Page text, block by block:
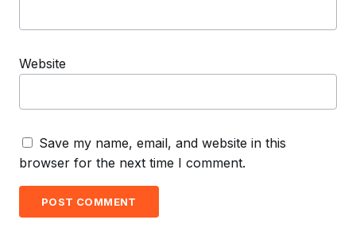
Website
Save my name, email, and website in this
browser for the next time I comment.
POST COMMENT